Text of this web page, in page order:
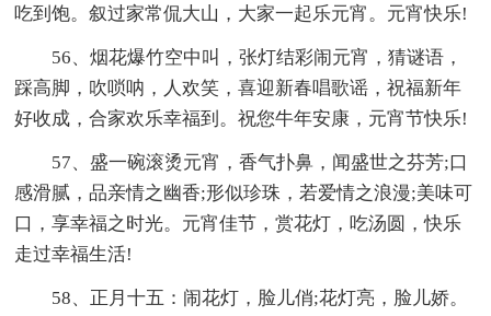
吃到饱。叙过家常侃大山，大家一起乐元宵。元宵快乐!
56、烟花爆竹空中叫，张灯结彩闹元宵，猜谜语，
踩高脚，吹唢呐，人欢笑，喜迎新春唱歌谣，祝福新年
好收成，合家欢乐幸福到。祝您牛年安康，元宵节快乐!
57、盛一碗滚烫元宵，香气扑鼻，闻盛世之芬芳;口
感滑腻，品亲情之幽香;形似珍珠，若爱情之浪漫;美味可
口，享幸福之时光。元宵佳节，赏花灯，吃汤圆，快乐
走过幸福生活!
58、正月十五：闹花灯，脸儿俏;花灯亮，脸儿娇。